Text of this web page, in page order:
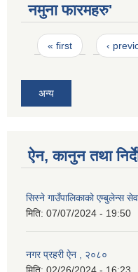
नमुना फारमहरु'
Pages
« first ‹
अन्य
ऐन, कानुन तथा
सिस्ने गाउँपालिकाको एम्बुलेन्स
मिति: 07/07/2024 - 19:50
नगर प्रहरी ऐन , २०८०